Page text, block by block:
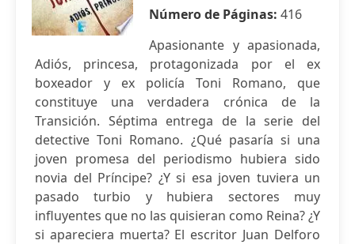
Número de Páginas: 416
Apasionante y apasionada,
Adiós, princesa, protagonizada por el ex
boxeador y ex policía Toni Romano, que
constituye una verdadera crónica de la
Transición. Séptima entrega de la serie del
detective Toni Romano. ¿Qué pasaría si una
joven promesa del periodismo hubiera sido
novia del Príncipe? ¿Y si esa joven tuviera un
pasado turbio y hubiera sectores muy
influyentes que no las quisieran como Reina? ¿Y
si apareciera muerta? El escritor Juan Delforo